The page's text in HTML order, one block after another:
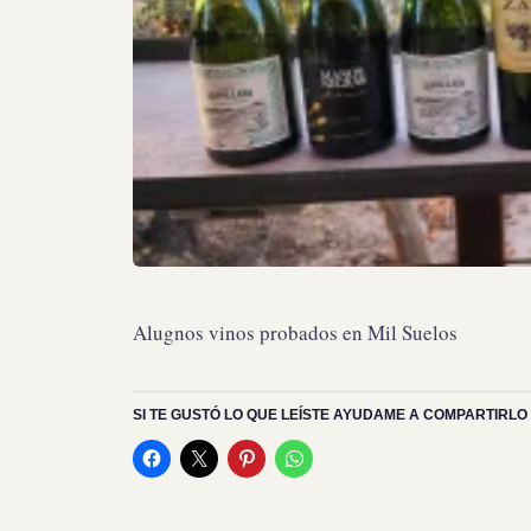
Alugnos vinos probados en Mil Suelos
SI TE GUSTÓ LO QUE LEÍSTE AYUDAME A COMPARTIRLO